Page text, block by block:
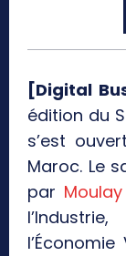
[Digital
édition du
s’est
Maroc. Le
par